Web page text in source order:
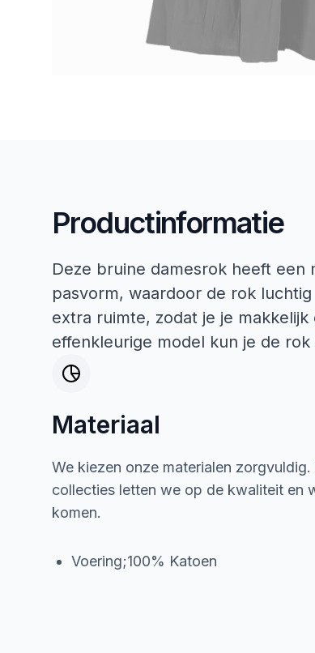
Productinformatie
Deze bruine damesrok heeft een
pasvorm, waardoor de rok
extra ruimte, zodat je je
effenkleurige model kun je de
Materiaal
We kiezen onze materialen
collecties letten we op de kwaliteit en
komen.
Voering;100% Katoen